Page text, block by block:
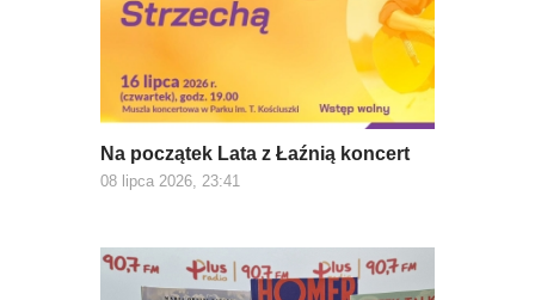
Na początek Lata z Łaźnią koncert
08 lipca 2026, 23:41